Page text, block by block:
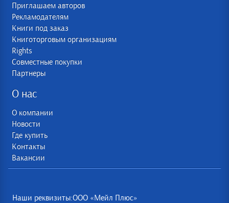
Приглашаем авторов
Рекламодателям
Книги под заказ
Книготорговым организациям
Rights
Совместные покупки
Партнеры
О нас
О компании
Новости
Где купить
Контакты
Вакансии
Наши реквизиты:ООО «Мейл Плюс»